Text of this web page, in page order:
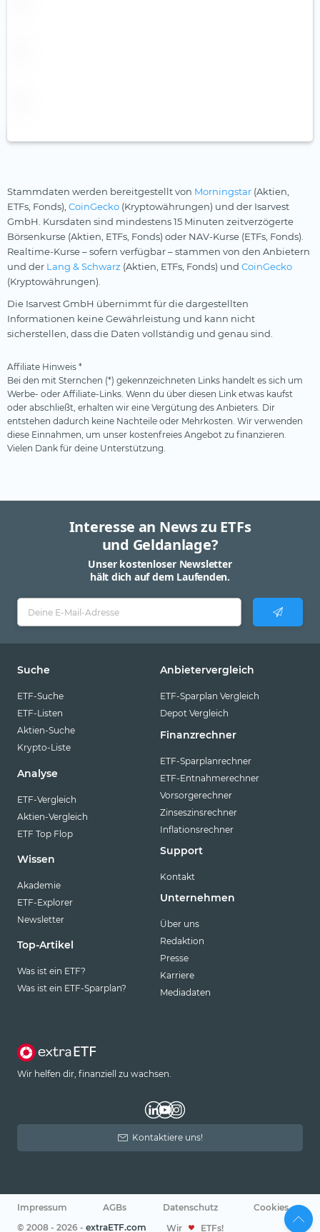
Stammdaten werden bereitgestellt von Morningstar (Aktien,
ETFs, Fonds), CoinGecko (Kryptowährungen) und der Isarvest
GmbH. Kursdaten sind mindestens 15 Minuten zeitverzögerte
Börsenkurse (Aktien, ETFs, Fonds) oder NAV-Kurse (ETFs, Fonds).
Realtime-Kurse – sofern verfügbar – stammen von den Anbietern
und der Lang & Schwarz (Aktien, ETFs, Fonds) und CoinGecko
(Kryptowährungen).
Die Isarvest GmbH übernimmt für die dargestellten
Informationen keine Gewährleistung und kann nicht
sicherstellen, dass die Daten vollständig und genau sind.
Affiliate Hinweis *
Bei den mit Sternchen (*) gekennzeichneten Links handelt es sich um
Werbe- oder Affiliate-Links. Wenn du über diesen Link etwas kaufst
oder abschließt, erhalten wir eine Vergütung des Anbieters. Dir
entstehen dadurch keine Nachteile oder Mehrkosten. Wir verwenden
diese Einnahmen, um unser kostenfreies Angebot zu finanzieren.
Vielen Dank für deine Unterstützung.
Interesse an News zu ETFs
und Geldanlage?
Unser kostenloser Newsletter
hält dich auf dem Laufenden.
Suche
ETF-Suche
ETF-Listen
Aktien-Suche
Krypto-Liste
Analyse
ETF-Vergleich
Aktien-Vergleich
ETF Top Flop
Wissen
Akademie
ETF-Explorer
Newsletter
Top-Artikel
Was ist ein ETF?
Was ist ein ETF-Sparplan?
Anbietervergleich
ETF-Sparplan Vergleich
Depot Vergleich
Finanzrechner
ETF-Sparplanrechner
ETF-Entnahmerechner
Vorsorgerechner
Zinseszinsrechner
Inflationsrechner
Support
Kontakt
Unternehmen
Über uns
Redaktion
Presse
Karriere
Mediadaten
Wir helfen dir, finanziell zu wachsen.
Kontaktiere uns!
Impressum AGBs Datenschutz
Cookies
© 2008 - 2026 - extraETF.com Wir ETFs!